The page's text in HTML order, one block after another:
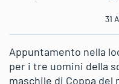
31
Appuntamento nella
per i tre uomini della
maschile di Coppa del